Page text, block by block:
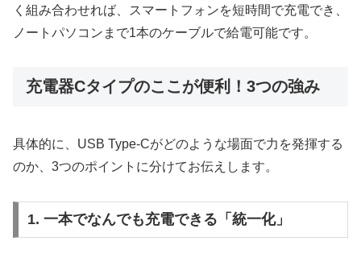
く組み合わせれば、スマートフォンを短時間で充電でき、
ノートパソコンまで1本のケーブルで給電可能です。
充電器Cタイプのここが便利！3つの強み
具体的に、USB Type-Cがどのような場面で力を発揮する
のか、3つのポイントに分けてお伝えします。
1. 一本でなんでも充電できる「統一化」